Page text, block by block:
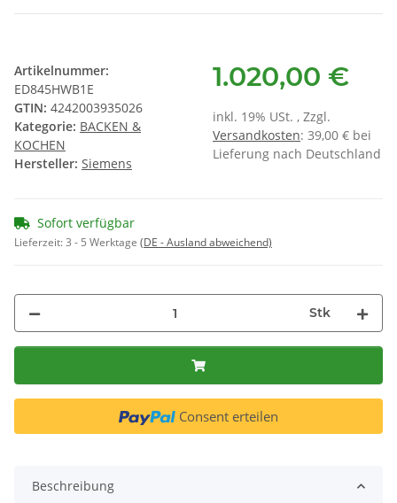
Artikelnummer:
ED845HWB1E
GTIN: 4242003935026
Kategorie: BACKEN &
KOCHEN
Hersteller: Siemens
1.020,00 €
inkl. 19% USt. , Zzgl.
Versandkosten: 39,00 € bei
Lieferung nach Deutschland
Sofort verfügbar
Lieferzeit:3 - 5 Werktage (DE - Ausland abweichend)
Stk
Consent erteilen
Beschreibung